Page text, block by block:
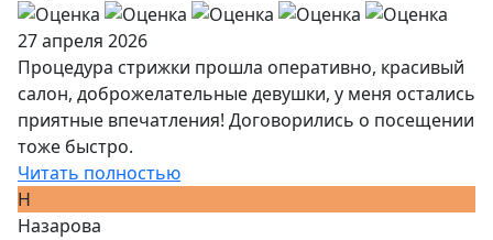
27 апреля 2026
Процедура стрижки прошла оперативно, красивый
салон, доброжелательные девушки, у меня остались
приятные впечатления! Договорились о посещении
тоже быстро.
Читать полностью
Н
Назарова